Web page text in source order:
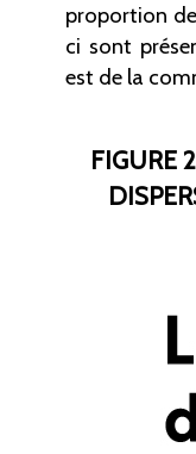
proportion
ci sont
est de la
FIGURE